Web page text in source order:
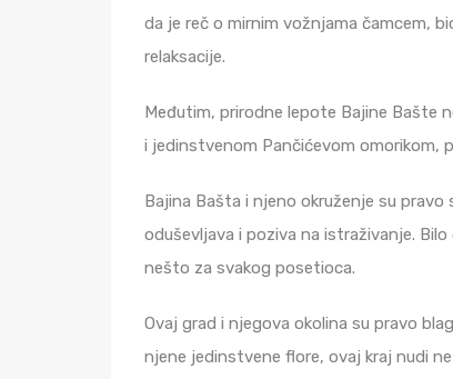
da je reč o mirnim vožnjama čamcem,
relaksacije.
Međutim, prirodne lepote Bajine Bašte
i jedinstvenom Pančićevom omorikom,
Bajina Bašta i njeno okruženje su
oduševljava i poziva na istraživanje.
nešto za svakog posetioca.
Ovaj grad i njegova okolina su pravo
njene jedinstvene flore, ovaj kraj nudi